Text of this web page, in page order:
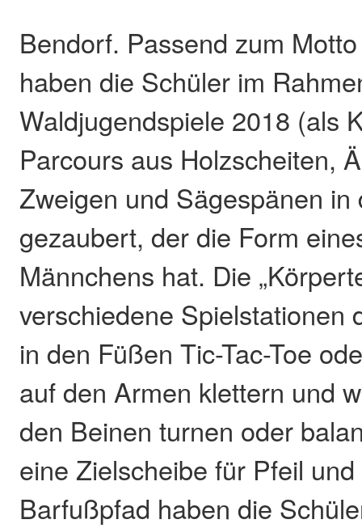
Bendorf. Passend zum Motto
haben die Schüler im
Waldjugendspiele 2018 (als
Parcours aus Holzscheiten,
Zweigen und Sägespänen in
gezaubert, der die Form
Männchens hat. Die
verschiedene Spielstationen
in den Füßen Tic-Tac-Toe
auf den Armen klettern und
den Beinen turnen oder
eine Zielscheibe für Pfeil
Barfußpfad haben die